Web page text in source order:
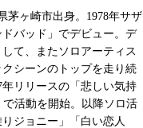
茅ヶ崎市出身。1978年サザ
バッド」でデビュー。デ
て、またソロアーティス
シーンのトップを走り続
リリースの「悲しい気持
活動を開始。以降ソロ活
ジョニー」「白い恋人